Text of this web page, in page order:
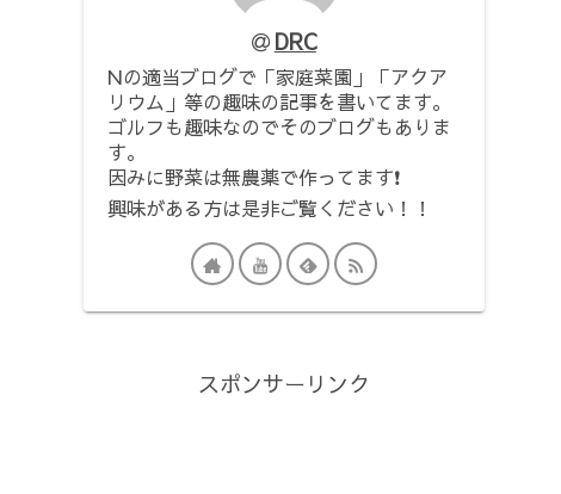
DRC
Nの適当ブログで「家庭菜園」「アクア
リウム」等の趣味の記事を書いてます。
ゴルフも趣味なのでそのブログもありま
す。
因みに野菜は無農薬で作ってます❗
興味がある方は是非ご覧ください！！
スポンサーリンク